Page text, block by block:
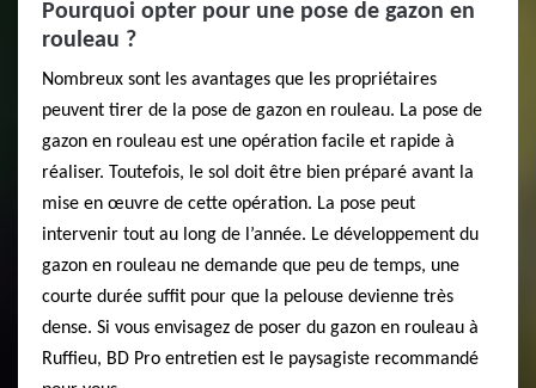
Pourquoi opter pour une pose de gazon en
rouleau ?
Nombreux sont les avantages que les propriétaires
peuvent tirer de la pose de gazon en rouleau. La pose de
gazon en rouleau est une opération facile et rapide à
réaliser. Toutefois, le sol doit être bien préparé avant la
mise en œuvre de cette opération. La pose peut
intervenir tout au long de l’année. Le développement du
gazon en rouleau ne demande que peu de temps, une
courte durée suffit pour que la pelouse devienne très
dense. Si vous envisagez de poser du gazon en rouleau à
Ruffieu, BD Pro entretien est le paysagiste recommandé